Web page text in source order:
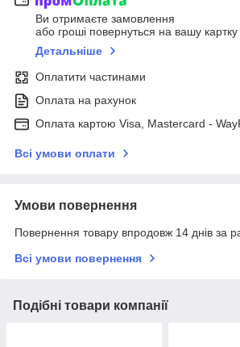
Ви отримаєте замовлення
або гроші повернуться на вашу картку
Детальніше
Оплатити частинами
Оплата на рахунок
Оплата картою Visa, Mastercard -
Всі умови оплати
Умови повернення
Повернення товару впродовж 14 днів за
Всі умови повернення
Подібні товари компанії